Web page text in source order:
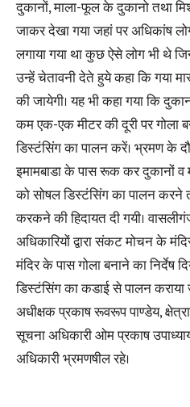
दुकानों, माला-फूल के दुकानो तथा
जाकर देखा गया जहां पर अधिकांष
लगाया गया था कुछ ऐसे लोग भी थे
उन्हें चेतावनी देते हुये कहा कि गया
की जायेगी। यह भी कहा गया कि
कम एक-एक मीटर की दूरी पर गोला
डिस्टंसिंग का पालन करें। भ्रमण के
इमामबाडा के पास रूक कर दुकानों
को सोषल डिस्टंसिंग का पालन करने
करकने की हिदायत दी गयी।
अधिकारियों द्वारा संकट मोचन के
मंदिर के पास गोला बनाने का निर्देष
डिस्टंसिंग का कडाई से पालन
अधीक्षक प्रकाष रूवरूप पाण्डेय,
सूचना अधिकारी ओम प्रकाष
अधिकारी भ्रमणषील रहे।